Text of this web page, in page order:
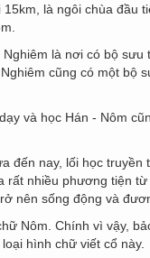
là ngôi chùa đầu
là nơi có bộ sưu
cũng có một bộ
và học Hán - Nôm
đến nay, lối học truyền
rất nhiều phương tiện
nên sống động và
Nôm. Chính vì vậy,
hình chữ viết cổ này.